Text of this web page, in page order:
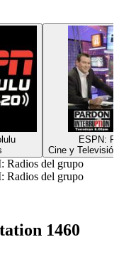
ESPN:
Cine y
Radios del grupo
Radios del grupo
1460